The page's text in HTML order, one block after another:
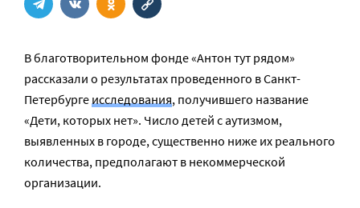
В благотворительном фонде «Антон тут рядом»
рассказали о результатах проведенного в Санкт-
Петербургеисследования, получившего название
«Дети, которых нет». Число детей с аутизмом,
выявленных в городе, существенно ниже их реального
количества, предполагают в некоммерческой
организации.